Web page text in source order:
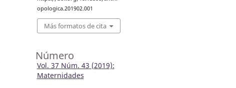
opologica.201902.001
Más formatos de cita
Número
Vol. 37 Núm. 43 (2019):
Maternidades